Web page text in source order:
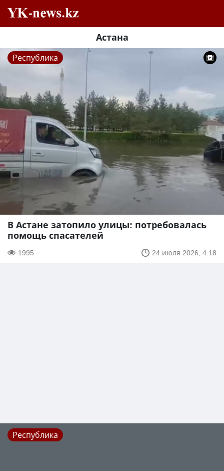
Астана
Республика
В Астане затопило улицы: потребовалась
помощь спасателей
1995 24 июля 2026, 4:18
Республика